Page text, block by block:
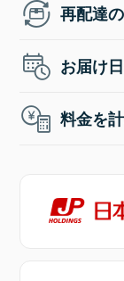
再配達
お届け
料金を